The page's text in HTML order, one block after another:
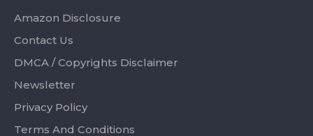
Amazon Disclosure
Contact Us
DMCA / Copyrights Disclaimer
Newsletter
Privacy Policy
Terms And Conditions